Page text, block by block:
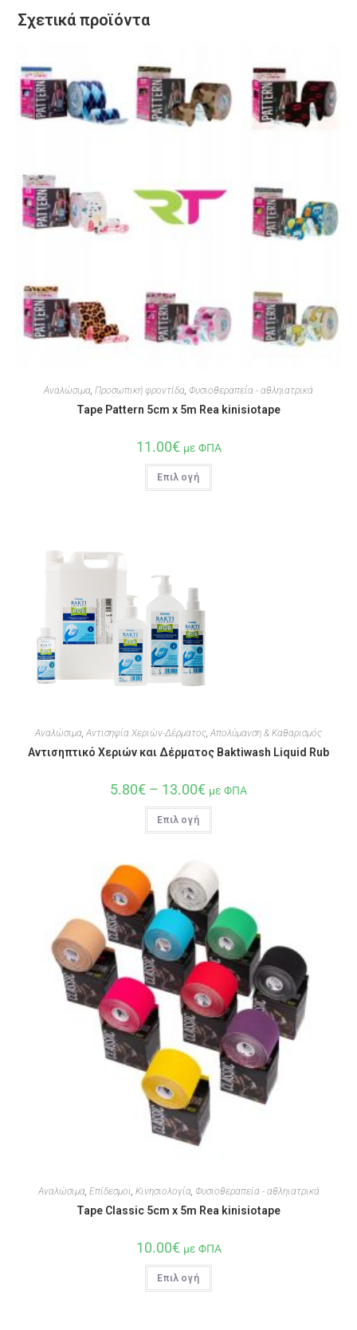
Σχετικά προϊόντα
Αναλώσιμα, Προσωπική φροντίδα, Φυσιοθεραπεία - αθληιατρικά
Tape Pattern 5cm x 5m Rea kinisiotape
11.00€ με ΦΠΑ
Επιλογή
Αναλώσιμα, Αντισηψία Χεριών-Δέρματος, Απολύμανση & Καθαρισμός
Αντισηπτικό Χεριών και Δέρματος Baktiwash Liquid Rub
5.80€ – 13.00€ με ΦΠΑ
Επιλογή
Αναλώσιμα, Επίδεσμοι, Κινησιολογία, Φυσιοθεραπεία - αθληιατρικά
Tape Classic 5cm x 5m Rea kinisiotape
10.00€ με ΦΠΑ
Επιλογή